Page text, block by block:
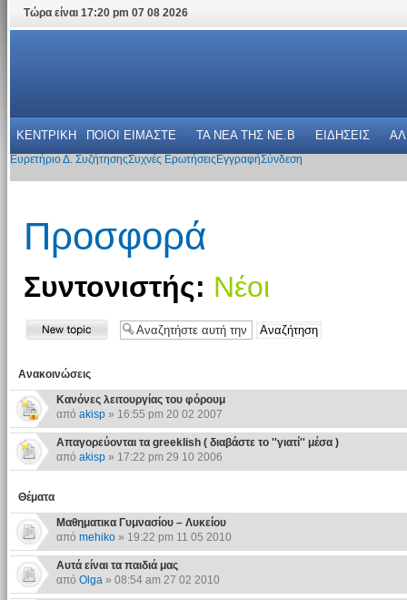
Τώρα είναι 17:20 pm 07 08 2026
ΚΕΝΤΡΙΚΗ ΠΟΙΟΙ ΕΙΜΑΣΤΕ ΤΑ ΝΕΑ THΣ NE.B ΕΙΔΗΣΕΙΣ
Ευρετήριο Δ. ΣυζήτησηςΣυχνές Ερωτήσεις ΕγγραφήΣύνδεση
Προσφορά
Συντονιστής: Νέοι
Ανακοινώσεις
Κανόνες λειτουργίας του φόρουμ
από akisp» 16:55 pm 20 02 2007
Απαγορεύονται τα greeklish ( διαβάστε το ''γιατί'' μέσα )
από akisp» 17:22 pm 29 10 2006
Θέματα
Μαθηματικα Γυμνασίου – Λυκείου
από mehiko» 19:22 pm 11 05 2010
Αυτά είναι τα παιδιά μας
από Olga» 08:54 am 27 02 2010